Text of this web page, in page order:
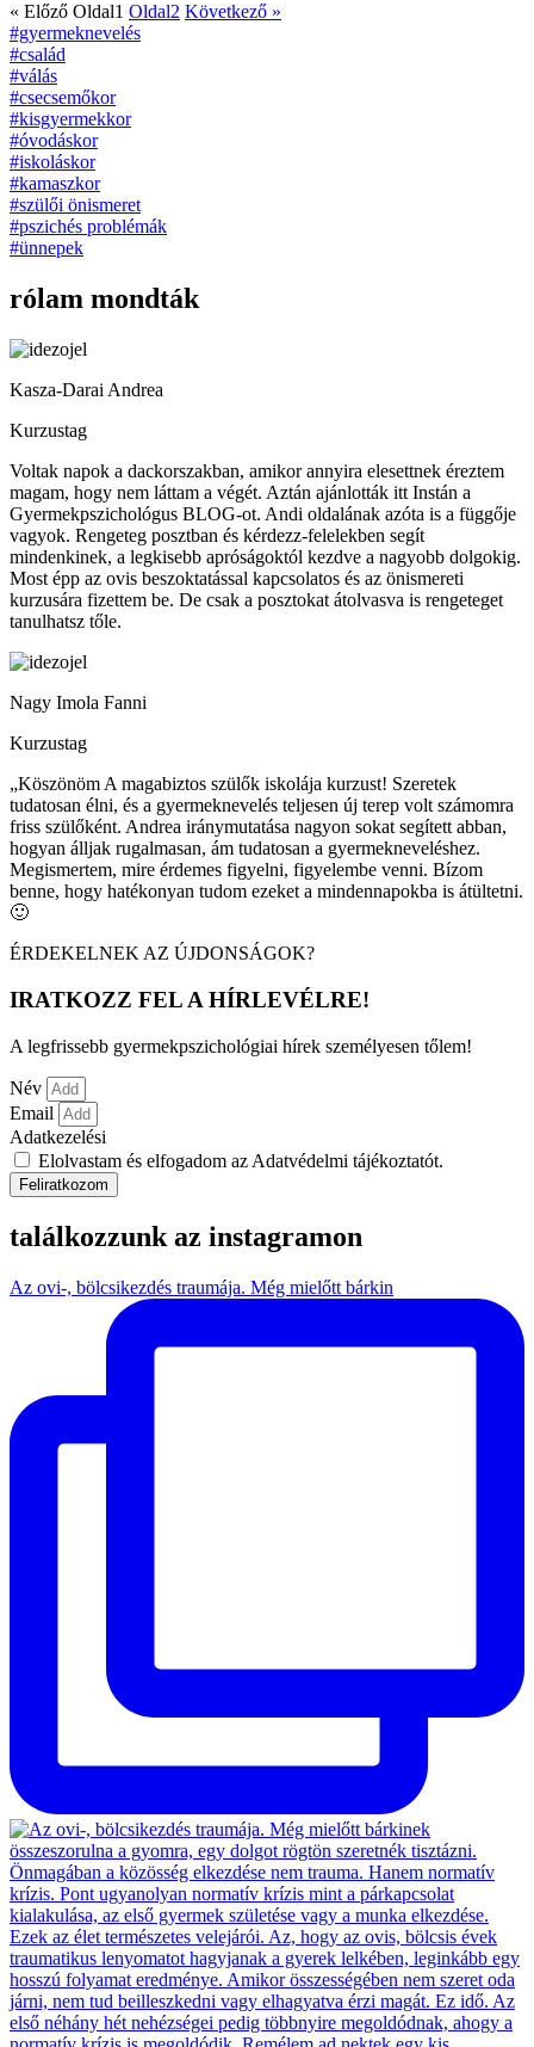
« Előző Oldal1 Oldal2 Következő »
#gyermeknevelés
#család
#válás
#csecsemőkor
#kisgyermekkor
#óvodáskor
#iskoláskor
#kamaszkor
#szülői önismeret
#pszichés problémák
#ünnepek
rólam mondták
Kasza-Darai Andrea
Kurzustag
Voltak napok a dackorszakban, amikor annyira elesettnek éreztem
magam, hogy nem láttam a végét. Aztán ajánlották itt Instán a
Gyermekpszichológus BLOG-ot. Andi oldalának azóta is a függője
vagyok. Rengeteg posztban és kérdezz-felelekben segít
mindenkinek, a legkisebb apróságoktól kezdve a nagyobb dolgokig.
Most épp az ovis beszoktatással kapcsolatos és az önismereti
kurzusára fizettem be. De csak a posztokat átolvasva is rengeteget
tanulhatsz tőle.
Nagy Imola Fanni
Kurzustag
„Köszönöm A magabiztos szülők iskolája kurzust! Szeretek
tudatosan élni, és a gyermeknevelés teljesen új terep volt számomra
friss szülőként. Andrea iránymutatása nagyon sokat segített abban,
hogyan álljak rugalmasan, ám tudatosan a gyermekneveléshez.
Megismertem, mire érdemes figyelni, figyelembe venni. Bízom
benne, hogy hatékonyan tudom ezeket a mindennapokba is átültetni.
🙂
ÉRDEKELNEK AZ ÚJDONSÁGOK?
IRATKOZZ FEL A HÍRLEVÉLRE!
A legfrissebb gyermekpszichológiai hírek személyesen tőlem!
Név
Email
Adatkezelési
Elolvastam és elfogadom az Adatvédelmi tájékoztatót.
Feliratkozom
találkozzunk az instagramon
Az ovi-, bölcsikezdés traumája. Még mielőtt bárkin